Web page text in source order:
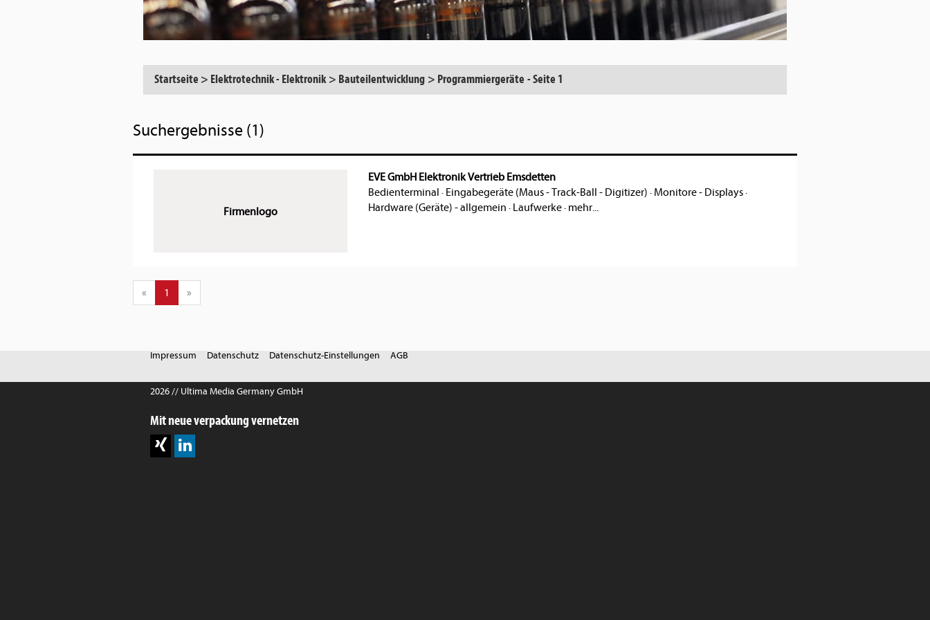
Startseite > Elektrotechnik - Elektronik > Bauteilentwicklung > Programmiergeräte -Seite 1
Suchergebnisse (1)
Firmenlogo
EVE GmbH Elektronik Vertrieb Emsdetten
Bedienterminal · Eingabegeräte (Maus - Track-Ball - Digitizer) · Monitore - Displays·
Hardware (Geräte) - allgemein · Laufwerke· mehr...
« 1 »
Impressum Datenschutz Datenschutz-Einstellungen AGB
2026 // Ultima Media Germany GmbH
Mit neue verpackung vernetzen